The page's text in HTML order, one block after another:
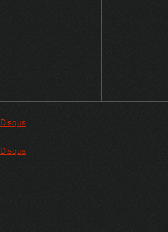
Disqus
Disqus